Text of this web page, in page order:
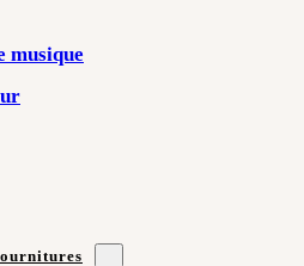
musique